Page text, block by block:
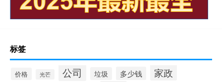
标签
价格 光芒 公司 垃圾 多少钱 家政